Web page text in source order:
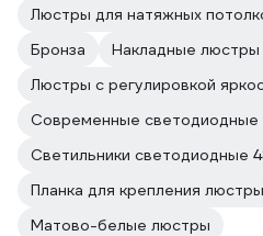
Люстры для натяжных
Бронза
Накладные
Люстры с регулировкой
Современные светодиодные
Светильники светодиодные
Планка для крепления люстры
Матово-белые люстры